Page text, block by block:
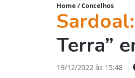
Home /Concelhos
Sardoal:
Terra”
19/12/2022 às 15:48